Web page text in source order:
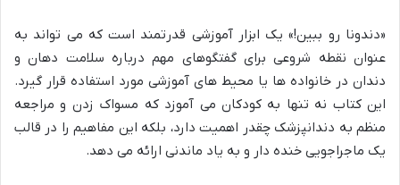
«دندونا رو ببین!» یک ابزار آموزشی قدرتمند است که می تواند به
عنوان نقطه شروعی برای گفتگوهای مهم درباره سلامت دهان و
دندان در خانواده ها یا محیط های آموزشی مورد استفاده قرار گیرد.
این کتاب نه تنها به کودکان می آموزد که مسواک زدن و مراجعه
منظم به دندانپزشک چقدر اهمیت دارد، بلکه این مفاهیم را در قالب
یک ماجراجویی خنده دار و به یاد ماندنی ارائه می دهد.